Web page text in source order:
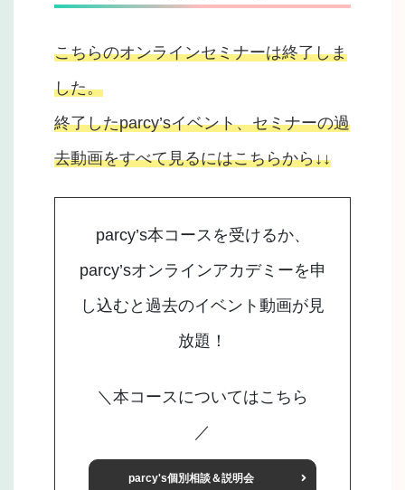
こちらのオンラインセミナーは終了しま
した。
終了したparcy’sイベント、セミナーの過
去動画をすべて見るにはこちらから↓↓
parcy’s本コースを受けるか、
parcy’sオンラインアカデミーを申
し込むと過去のイベント動画が見
放題！
＼本コースについてはこちら
／
parcy's個別相談＆説明会